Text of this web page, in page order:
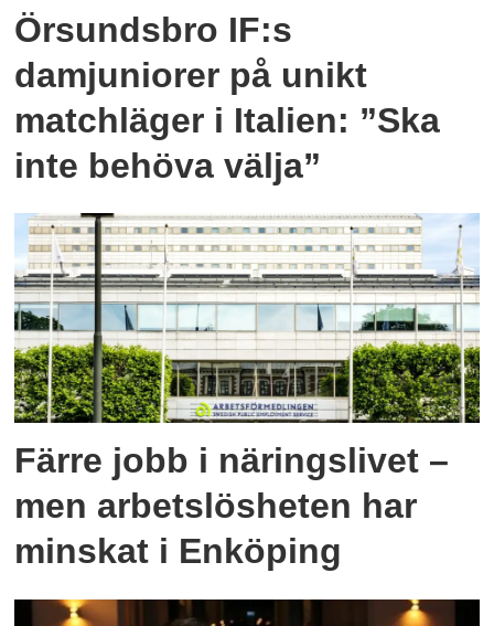
Örsundsbro IF:s
damjuniorer på unikt
matchläger i Italien: ”Ska
inte behöva välja”
Färre jobb i näringslivet –
men arbetslösheten har
minskat i Enköping